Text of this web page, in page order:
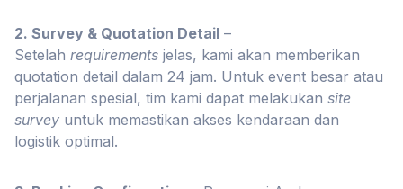
2. Survey & Quotation Detail –
Setelah requirements jelas, kami akan memberikan
quotation detail dalam 24 jam. Untuk event besar atau
perjalanan spesial, tim kami dapat melakukan site
survey untuk memastikan akses kendaraan dan
logistik optimal.